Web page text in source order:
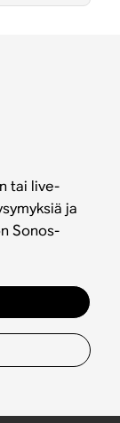
tai live-
ja
Sonos-